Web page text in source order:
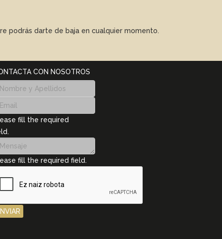
podrás darte de baja en cualquier momento.
CON NOSOTROS
fill the required
fill the required field.